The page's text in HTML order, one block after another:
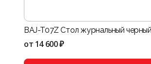
BAJ-T07Z Стол журнальный
от 14 600 ₽